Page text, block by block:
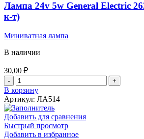
Лампа 24v 5w General Electric
к-т)
Миниватная лампа
В наличии
30,00 ₽
Количество
товара
Лампа
24v
5w
General
Electric
В корзину
Артикул: ЛА514
Добавить для сравнения
Быстрый просмотр
Добавить в избранное